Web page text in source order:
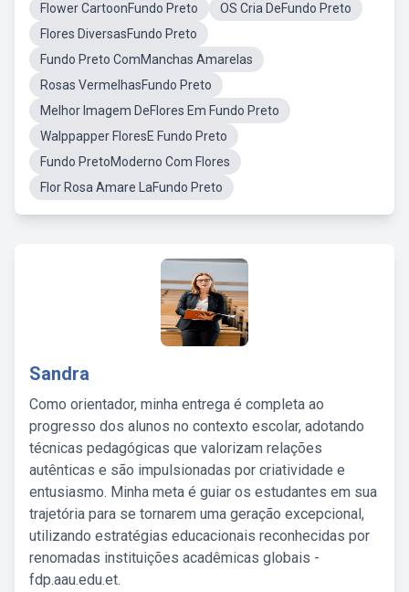
Flower CartoonFundo Preto
OS Cria DeFundo Preto
Flores DiversasFundo Preto
Fundo Preto ComManchas Amarelas
Rosas VermelhasFundo Preto
Melhor Imagem DeFlores Em Fundo Preto
Walppapper FloresE Fundo Preto
Fundo PretoModerno Com Flores
Flor Rosa Amare LaFundo Preto
Sandra
Como orientador, minha entrega é completa ao
progresso dos alunos no contexto escolar, adotando
técnicas pedagógicas que valorizam relações
autênticas e são impulsionadas por criatividade e
entusiasmo. Minha meta é guiar os estudantes em sua
trajetória para se tornarem uma geração excepcional,
utilizando estratégias educacionais reconhecidas por
renomadas instituições acadêmicas globais -
fdp.aau.edu.et.